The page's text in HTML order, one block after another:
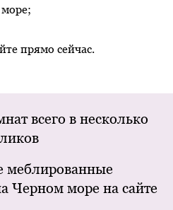
прямо сейчас.
всего в несколько
меблированные
Черном море на сайте